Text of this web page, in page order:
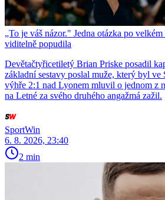
„To je váš názor." Jedna otázka po
viditelně popudila
Devětačtyřicetiletý Brian Priske posadil
základní sestavy poslal muže, který byl ve
výhře 2:1 nad Lyonem mluvil o jednom z
na Letné za svého druhého angažmá zažil.
SportWin
6. 8. 2026, 23:40
2 min